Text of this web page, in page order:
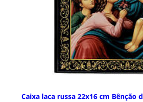
Caixa laca russa 22x16 cm Bênção